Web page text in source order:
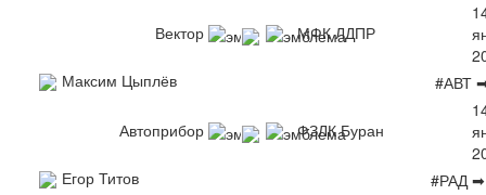
Вектор МФК ЛДПР
Максим Цыплёв
#АВТ
Автоприбор ФЗЛК Буран
Егор Титов
#РАД ➡